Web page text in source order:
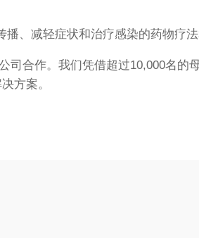
、减轻症状和治疗感染的药物疗
司合作。我们凭借超过10,000名的
方案。